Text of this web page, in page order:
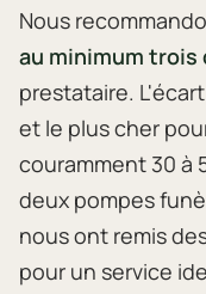
Nous
au minimum trois
prestataire.
et le plus cher
couramment 30 à
deux pompes
nous ont remis
pour un service